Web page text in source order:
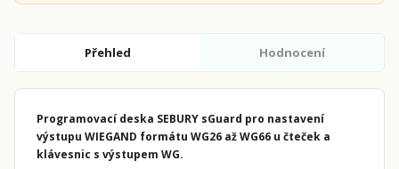
Přehled Hodnocení
Programovací deska SEBURY sGuard pro nastavení
výstupu WIEGAND formátu WG26 až WG66 u čteček a
klávesnic s výstupem WG.